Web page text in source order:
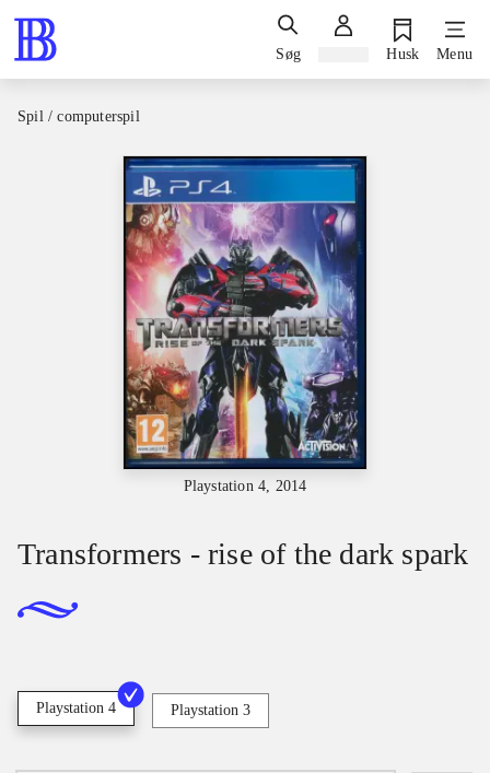
Søg Husk Menu
Spil / computerspil
Playstation 4, 2014
Transformers - rise of the dark spark
Playstation 4 Playstation 3